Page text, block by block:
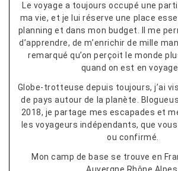
Le voyage a toujours occupé une
ma vie, et je lui réserve une place
planning et dans mon budget. Il me
d’apprendre, de m’enrichir de mille
remarqué qu’on perçoit le monde
quand on est en voyage
Globe-trotteuse depuis toujours, j’ai
de pays autour de la planète.
2018, je partage mes escapades et
les voyageurs indépendants, que
ou confirmé.
Mon camp de base se trouve en